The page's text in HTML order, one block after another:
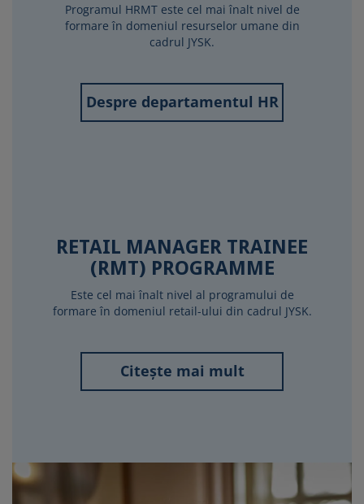
Programul HRMT este cel mai înalt nivel de
formare în domeniul resurselor umane din
cadrul JYSK.
Despre departamentul HR
RETAIL MANAGER TRAINEE
(RMT) PROGRAMME
Este cel mai înalt nivel al programului de
formare în domeniul retail-ului din cadrul JYSK.
Citește mai mult